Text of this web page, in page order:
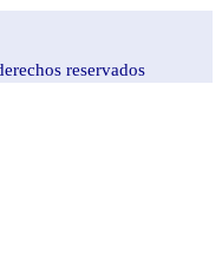
reservados